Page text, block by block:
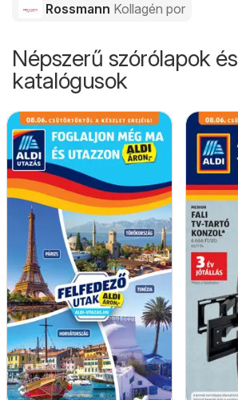
Rossmann Kollagén por
Népszerű szórólapok és
katalógusok